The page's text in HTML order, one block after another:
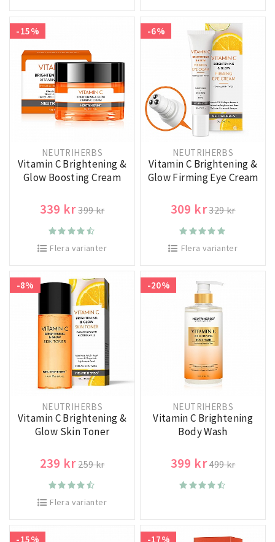
-15%
NEUTRIHERBS
Vitamin C Brightening &
Glow Boosting Cream
339 kr399 kr
Flera varianter
-6%
NEUTRIHERBS
Vitamin C Brightening &
Glow Firming Eye Cream
309 kr329 kr
Flera varianter
-8%
NEUTRIHERBS
Vitamin C Brightening &
Glow Skin Toner
239 kr259 kr
Flera varianter
-20%
NEUTRIHERBS
Vitamin C Brightening
Body Wash
399 kr499 kr
-15% -17%